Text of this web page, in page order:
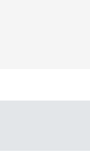
& Terpercaya™